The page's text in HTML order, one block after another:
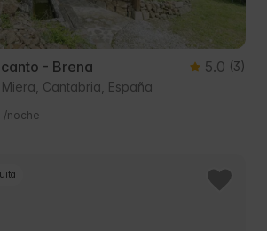
- Brena 5.0 (3)
Cantabria, España
/noche